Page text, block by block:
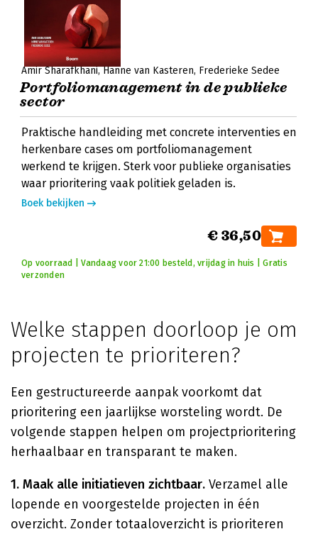
Amir Sharafkhani Hanne van Kasteren Frederieke Sedee
Portfoliomanagement in de publieke
sector
Praktische handleiding met concrete interventies en
herkenbare cases om portfoliomanagement
werkend te krijgen. Sterk voor publieke organisaties
waar prioritering vaak politiek geladen is.
Boek bekijken
€ 36,50
Op voorraad | Vandaag voor 21:00 besteld, vrijdag in huis | Gratis
verzonden
Welke stappen doorloop je om
projecten te prioriteren?
Een gestructureerde aanpak voorkomt dat
prioritering een jaarlijkse worsteling wordt. De
volgende stappen helpen om projectprioritering
herhaalbaar en transparant te maken.
1. Maak alle initiatieven zichtbaar. Verzamel alle
lopende en voorgestelde projecten in één
overzicht. Zonder totaaloverzicht is prioriteren